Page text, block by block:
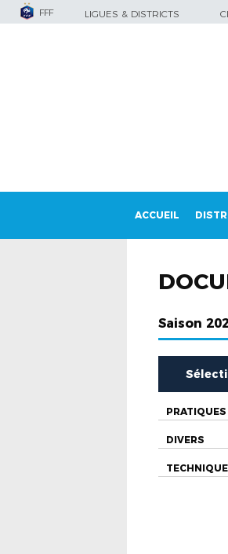
FFF LIGUES & DISTRICTS
ACCUEIL
Saison
PRATIQUES
DIVERS
TECHNIQUE